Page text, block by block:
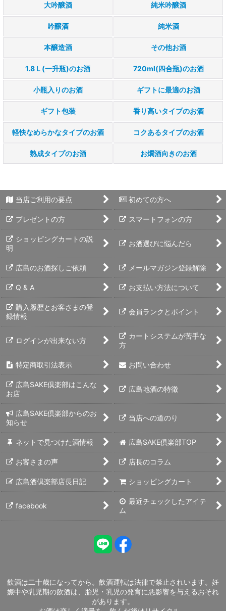
大吟醸酒 純米吟醸酒
吟醸酒 純米酒
本醸造酒 その他お酒
1.8Ｌ(一升瓶)のお酒 720ml(四合瓶)のお酒
小瓶入りのお酒 ギフトに最適のお酒
ギフト包装 香り高いタイプのお酒
軽快なめらかなタイプのお酒 コクあるタイプのお酒
熟成タイプのお酒 お燗酒向きのお酒
当店ご利用の要点 初めての方へ
プレゼントの方 スマートフォンの方
ショッピングカートの説
明
お酒選びに悩んだら
広島のお酒探しご依頼 メールマガジン登録解除
Q & A お支払い方法について
購入履歴とお客さまの登
録情報
会員ランクとポイント
ログインが出来ない方
カートシステムが苦手な
方
特定商取引法表示 お問い合わせ
広島SAKE倶楽部はこんな
お店
広島地酒の特徴
広島SAKE倶楽部からのお
知らせ
当店への道のり
ネットで見つけた酒情報 広島SAKE倶楽部TOP
お客さまの声 店長のコラム
広島酒倶楽部店長日記 ショッピングカート
facebook
最近チェックしたアイテ
ム
飲酒は二十歳になってから。飲酒運転は法律で禁止されいます。妊
娠中や乳児期の飲酒は、胎児・乳児の発育に悪影響を与えるおそれ
があります。